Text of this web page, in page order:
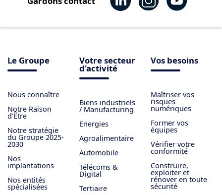
Le Groupe
Nous connaître
Notre Raison
d'Être
Notre stratégie
du Groupe 2025-
2030
Nos
implantations
Nos entités
spécialisées
Votre secteur
d'activité
Biens industriels
/ Manufacturing
Energies
Agroalimentaire
Automobile
Télécoms &
Digital
Tertiaire
Vos besoins
Maîtriser vos
risques
numériques
Former vos
équipes
Vérifier votre
conformité
Construire,
exploiter et
rénover en toute
sécurité